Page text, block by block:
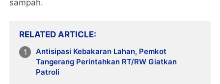
sampah.
RELATED ARTICLE
Antisipasi Kebakaran Lahan, Pemkot
Tangerang Perintahkan RT/RW Giatkan
Patroli